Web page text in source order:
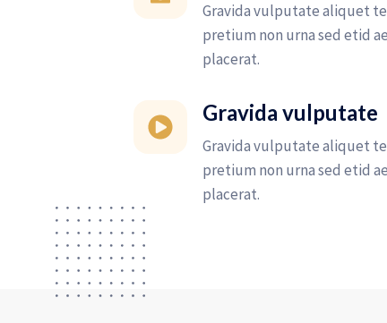
Gravida vulputate aliquet
pretium non urna sed etid
placerat.
Gravida vulputate
Gravida vulputate aliquet
pretium non urna sed etid
placerat.